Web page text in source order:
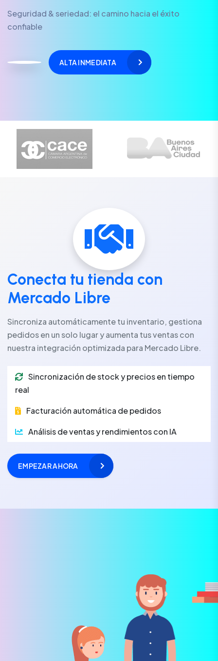
Seguridad & seriedad: el camino hacia el éxito
confiable
ALTA INMEDIATA
Conecta tu tienda con
Mercado Libre
Sincroniza automáticamente tu inventario, gestiona
pedidos en un solo lugar y aumenta tus ventas con
nuestra integración optimizada para Mercado Libre.
Sincronización de stock y precios en tiempo
real
Facturación automática de pedidos
Análisis de ventas y rendimientos con IA
EMPEZAR AHORA